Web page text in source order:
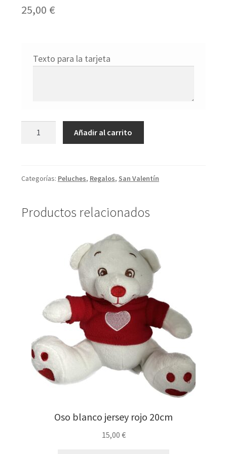
25,00 €
Texto para la tarjeta
Añadir al carrito
Categorías: Peluches, Regalos, San Valentín
Productos relacionados
Oso blanco jersey rojo 20cm
15,00 €